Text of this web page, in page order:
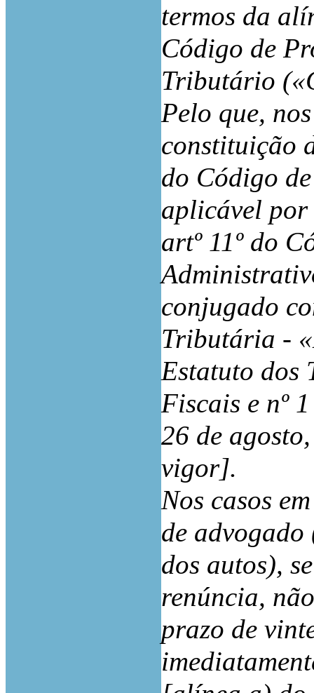
termos da
Código de
Tributário
Pelo que,
constituição
do Código
aplicável por
artº 11º do
conjugado
Tributária -
Estatuto dos
Fiscais e nº
26 de
vigor].
Nos casos
de advogado
dos autos),
renúncia,
prazo de